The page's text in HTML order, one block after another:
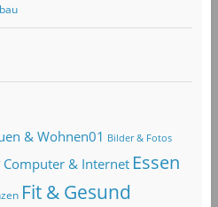
& Wohnen01 Bilder & Fotos
Computer & Internet Essen
Fit & Gesund